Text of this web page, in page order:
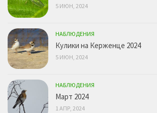
5 ИЮН, 2024
НАБЛЮДЕНИЯ
Кулики на Керженце 2024
5 ИЮН, 2024
НАБЛЮДЕНИЯ
Март 2024
1 АПР, 2024